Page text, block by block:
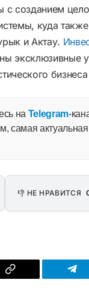
с созданием
куда
и Актау.
эксклюзивные
на Telegram-
самая
👎 НЕ НРАВИТСЯ
Copy